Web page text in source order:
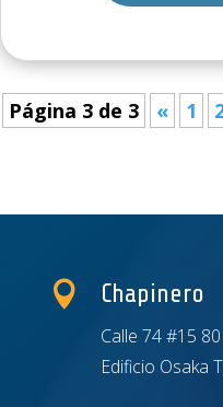
Página 3 de 3 « 1
 Chapinero
Calle 74 #15
Edificio Osaka